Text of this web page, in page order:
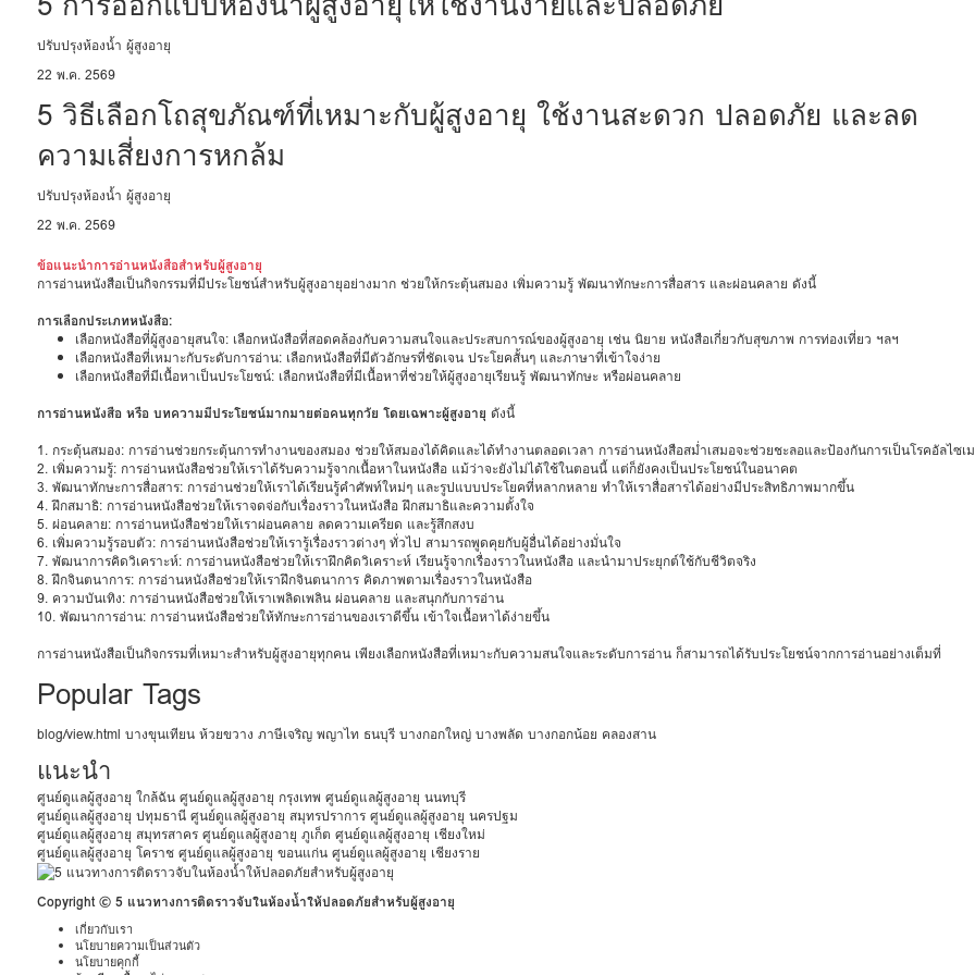
ปรับปรุงห้องน้ำ ผู้สูงอายุ
22 พ.ค. 2569
5 วิธีเลือกโถสุขภัณฑ์ที่เหมาะกับผู้สูงอายุ ใช้งานสะดวก ปลอดภัย และลด
ความเสี่ยงการหกล้ม
ปรับปรุงห้องน้ำ ผู้สูงอายุ
22 พ.ค. 2569
ข้อแนะนำการอ่านหนังสือสำหรับผู้สูงอายุ
การอ่านหนังสือเป็นกิจกรรมที่มีประโยชน์สำหรับผู้สูงอายุอย่างมาก ช่วยให้กระตุ้นสมอง เพิ่มความรู้ พัฒนาทักษะการสื่อสาร และผ่อนคลาย ดังนี้
การเลือกประเภทหนังสือ:
เลือกหนังสือที่ผู้สูงอายุสนใจ: เลือกหนังสือที่สอดคล้องกับความสนใจและประสบการณ์ของผู้สูงอายุ เช่น นิยาย หนังสือเกี่ยวกับสุขภาพ การท่องเที่ยว ฯลฯ
เลือกหนังสือที่เหมาะกับระดับการอ่าน: เลือกหนังสือที่มีตัวอักษรที่ชัดเจน ประโยคสั้นๆ และภาษาที่เข้าใจง่าย
เลือกหนังสือที่มีเนื้อหาเป็นประโยชน์: เลือกหนังสือที่มีเนื้อหาที่ช่วยให้ผู้สูงอายุเรียนรู้ พัฒนาทักษะ หรือผ่อนคลาย
การอ่านหนังสือ หรือ บทความมีประโยชน์มากมายต่อคนทุกวัย โดยเฉพาะผู้สูงอายุ ดังนี้
1. กระตุ้นสมอง: การอ่านช่วยกระตุ้นการทำงานของสมอง ช่วยให้สมองได้คิดและได้ทำงานตลอดเวลา การอ่านหนังสือสม่ำเสมอจะช่วยชะลอและป้องกันการเป็นโรคอัลไซเ
2. เพิ่มความรู้: การอ่านหนังสือช่วยให้เราได้รับความรู้จากเนื้อหาในหนังสือ แม้ว่าจะยังไม่ได้ใช้ในตอนนี้ แต่ก็ยังคงเป็นประโยชน์ในอนาคต
3. พัฒนาทักษะการสื่อสาร: การอ่านช่วยให้เราได้เรียนรู้คำศัพท์ใหม่ๆ และรูปแบบประโยคที่หลากหลาย ทำให้เราสื่อสารได้อย่างมีประสิทธิภาพมากขึ้น
4. ฝึกสมาธิ: การอ่านหนังสือช่วยให้เราจดจ่อกับเรื่องราวในหนังสือ ฝึกสมาธิและความตั้งใจ
5. ผ่อนคลาย: การอ่านหนังสือช่วยให้เราผ่อนคลาย ลดความเครียด และรู้สึกสงบ
6. เพิ่มความรู้รอบตัว: การอ่านหนังสือช่วยให้เรารู้เรื่องราวต่างๆ ทั่วไป สามารถพูดคุยกับผู้อื่นได้อย่างมั่นใจ
7. พัฒนาการคิดวิเคราะห์: การอ่านหนังสือช่วยให้เราฝึกคิดวิเคราะห์ เรียนรู้จากเรื่องราวในหนังสือ และนำมาประยุกต์ใช้กับชีวิตจริง
8. ฝึกจินตนาการ: การอ่านหนังสือช่วยให้เราฝึกจินตนาการ คิดภาพตามเรื่องราวในหนังสือ
9. ความบันเทิง: การอ่านหนังสือช่วยให้เราเพลิดเพลิน ผ่อนคลาย และสนุกกับการอ่าน
10. พัฒนาการอ่าน: การอ่านหนังสือช่วยให้ทักษะการอ่านของเราดีขึ้น เข้าใจเนื้อหาได้ง่ายขึ้น
การอ่านหนังสือเป็นกิจกรรมที่เหมาะสำหรับผู้สูงอายุทุกคน เพียงเลือกหนังสือที่เหมาะกับความสนใจและระดับการอ่าน ก็สามารถได้รับประโยชน์จากการอ่านอย่างเต็มที่
Popular Tags
blog/view.html บางขุนเทียน ห้วยขวาง ภาษีเจริญ พญาไท ธนบุรี บางกอกใหญ่ บางพลัด บางกอกน้อย คลองสาน
แนะนำ
ศูนย์ดูแลผู้สูงอายุ ใกล้ฉัน ศูนย์ดูแลผู้สูงอายุ กรุงเทพ ศูนย์ดูแลผู้สูงอายุ นนทบุรี
ศูนย์ดูแลผู้สูงอายุ ปทุมธานี ศูนย์ดูแลผู้สูงอายุ สมุทรปราการ ศูนย์ดูแลผู้สูงอายุ นครปฐม
ศูนย์ดูแลผู้สูงอายุ สมุทรสาคร ศูนย์ดูแลผู้สูงอายุ ภูเก็ต ศูนย์ดูแลผู้สูงอายุ เชียงใหม่
ศูนย์ดูแลผู้สูงอายุ โคราช ศูนย์ดูแลผู้สูงอายุ ขอนแก่น ศูนย์ดูแลผู้สูงอายุ เชียงราย
Copyright © 5 แนวทางการติดราวจับในห้องน้ำให้ปลอดภัยสำหรับผู้สูงอายุ
เกี่ยวกับเรา
นโยบายความเป็นส่วนตัว
นโยบายคุกกี้